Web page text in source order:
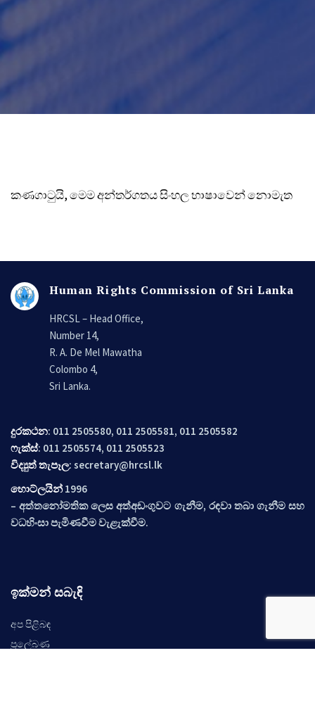
කණගාටුයි, මෙම අන්තර්ගතය සිංහල භාෂාවෙන් නොමැත
Human Rights Commission of Sri Lanka
HRCSL – Head Office,
Number 14,
R. A. De Mel Mawatha
Colombo 4,
Sri Lanka.
දුරකථන: 011 2505580, 011 2505581, 011 2505582
ෆැක්ස්: 011 2505574, 011 2505523
විද්‍යුත් තැපෑල: secretary@hrcsl.lk
හොට්ලයින් 1996
– අත්තනෝමතික ලෙස අත්අඩංගුවට ගැනීම, රඳවා තබා ගැනීම සහ
වධහිංසා පැමිණවීම වැළැක්වීම.
ඉක්මන් සබැඳි
අප පිළිබඳ
ප්‍රලේබණ